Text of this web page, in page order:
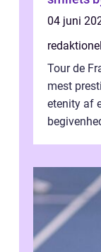
04 juni
redaktionel
Tour de
mest
etenity af